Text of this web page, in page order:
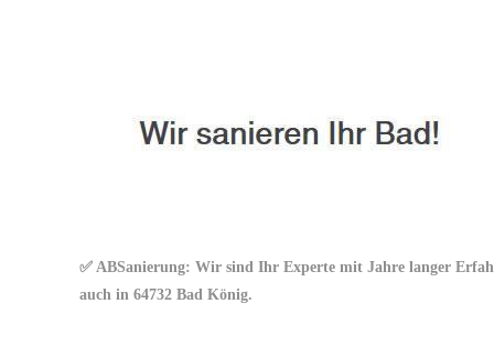
✅ ABSanierung: Wir sind Ihr Experte mit Jahre langer
auch in 64732 Bad König.